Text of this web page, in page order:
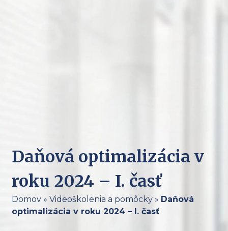
Daňová optimalizácia v
roku 2024 – I. časť
Domov» Videoškolenia a pomôcky» Daňová
optimalizácia v roku 2024 – I. časť